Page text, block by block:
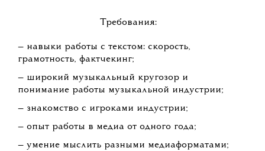
Требования:
— навыки работы с текстом: скорость,
грамотность, фактчекинг;
— широкий музыкальный кругозор и
понимание работы музыкальной индустрии;
— знакомство с игроками индустрии;
— опыт работы в медиа от одного года;
— умение мыслить разными медиаформатами;